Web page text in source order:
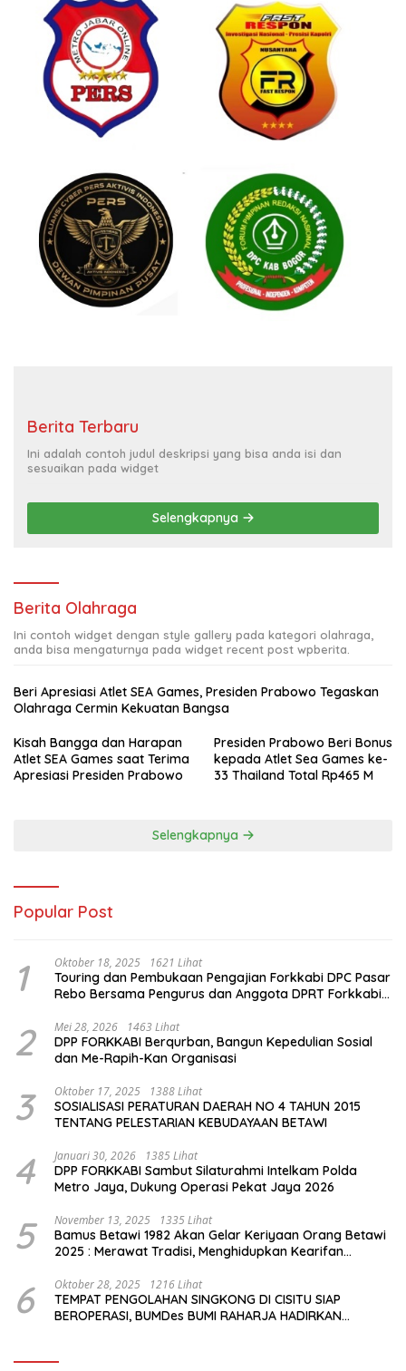
Berita Terbaru
Ini adalah contoh judul deskripsi yang bisa anda isi dan
sesuaikan pada widget
Selengkapnya
Berita Olahraga
Ini contoh widget dengan style gallery pada kategori olahraga,
anda bisa mengaturnya pada widget recent post wpberita.
Beri Apresiasi Atlet SEA Games, Presiden Prabowo Tegaskan
Olahraga Cermin Kekuatan Bangsa
Kisah Bangga dan Harapan
Atlet SEA Games saat Terima
Apresiasi Presiden Prabowo
Presiden Prabowo Beri Bonus
kepada Atlet Sea Games ke-
33 Thailand Total Rp465 M
Selengkapnya
Popular Post
1 Oktober 18, 2025 1621 Lihat
Touring dan Pembukaan Pengajian Forkkabi DPC Pasar
Rebo Bersama Pengurus dan Anggota DPRT Forkkabi
2 Mei 28, 2026 1463 Lihat
DPP FORKKABI Berqurban, Bangun Kepedulian Sosial
dan Me-Rapih-Kan Organisasi
3 Oktober 17, 2025 1388 Lihat
SOSIALISASI PERATURAN DAERAH NO 4 TAHUN 2015
TENTANG PELESTARIAN KEBUDAYAAN BETAWI
4 Januari 30, 2026 1385 Lihat
DPP FORKKABI Sambut Silaturahmi Intelkam Polda
Metro Jaya, Dukung Operasi Pekat Jaya 2026
5 November 13, 2025 1335 Lihat
Bamus Betawi 1982 Akan Gelar Keriyaan Orang Betawi
2025 : Merawat Tradisi, Menghidupkan Kearifan
6 Oktober 28, 2025 1216 Lihat
TEMPAT PENGOLAHAN SINGKONG DI CISITU SIAP
BEROPERASI, BUMDes BUMI RAHARJA HADIRKAN